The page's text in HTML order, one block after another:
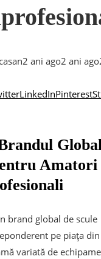
2 ani ago2 ani ago
LinkedInPinterest
Amatori
brand global de scule
pe piața din
variată de